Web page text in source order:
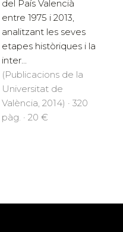
del País Valencià
entre 1975 i 2013,
analitzant les seves
etapes històriques i la
inter...
(Publicacions de la
Universitat de
València, 2014) · 320
pàg. · 20 €